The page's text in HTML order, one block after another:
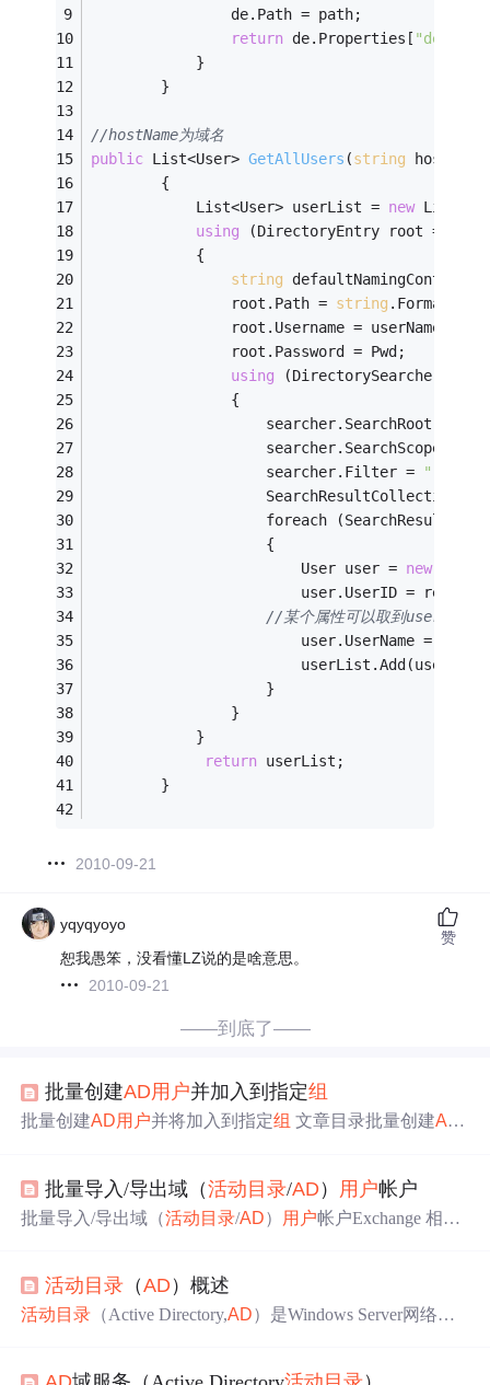
                de.Path = path;
return de.Properties[
            }
        }
//hostName为域名
public List<User> GetAllUsers (string
        {
            List<User> userList =
new
using (DirectoryEntry root =
            {
string defaultNamingContext =
                root.Path =
string .Format(
                root.Username = userName;
root.Password =
using (DirectorySearcher
                {
searcher.SearchRoot =
searcher.SearchScope =
                    searcher.Filter =
SearchResultCollection
foreach (SearchResult
                    {
                        User user =
new
user.UserID =
//某个属性可以取到userGroup
user.UserName =
                        userList.Add(user);
                    }
                }
            }
return userList;
        }
2010-09-21
yqyqyoyo
恕我愚笨，没看懂LZ说的是啥意思。
2010-09-21
赞
——到底了——
批量创建AD用户并加入到指定组
批量创建AD用户并将加入到指定组 文章目录批量创建AD
mber`”）4、读取CSV文件的记录并引用4.1 读取CSV文件
的行和列的属性（“`Import-Csv`”）4.2 循环引用可序列对象
AD中批量创建 用户
批量导入/导出域（活动目录/AD ） 用户帐户
批量导入/导出域（活动目录/AD） 用户帐户Exchange 相关
操作系统时或在刚刚使用活动目录
的添加或删除用户帐户。 批量导入/导出域用户可以使用W
活动目录 （AD ）概述
活动目录 （Active Directory,AD）是Windows Server网络操